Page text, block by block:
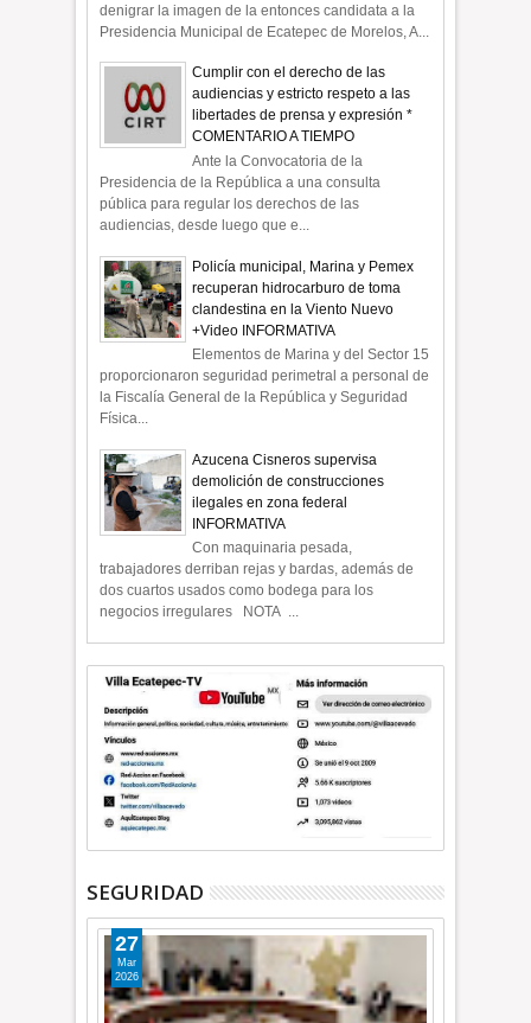
denigrar la imagen de la entonces candidata a la
Presidencia Municipal de Ecatepec de Morelos, A...
Cumplir con el derecho de las
audiencias y estricto respeto a las
libertades de prensa y expresión *
COMENTARIO A TIEMPO
Ante la Convocatoria de la
Presidencia de la República a una consulta
pública para regular los derechos de las
audiencias, desde luego que e...
Policía municipal, Marina y Pemex
recuperan hidrocarburo de toma
clandestina en la Viento Nuevo
+Video INFORMATIVA
Elementos de Marina y del Sector 15
proporcionaron seguridad perimetral a personal de
la Fiscalía General de la República y Seguridad
Física...
Azucena Cisneros supervisa
demolición de construcciones
ilegales en zona federal
INFORMATIVA
Con maquinaria pesada,
trabajadores derriban rejas y bardas, además de
dos cuartos usados como bodega para los
negocios irregulares NOTA ...
SEGURIDAD
27
Mar
2026